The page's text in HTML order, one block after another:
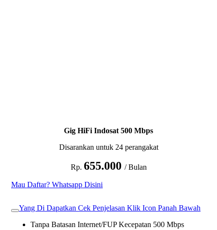
Gig HiFi Indosat 500 Mbps
Disarankan untuk 24 perangakat
Rp. 655.000 / Bulan
Mau Daftar? Whatsapp Disini
Yang Di Dapatkan Cek Penjelasan Klik Icon Panah Bawah
Tanpa Batasan Internet/FUP Kecepatan 500 Mbps